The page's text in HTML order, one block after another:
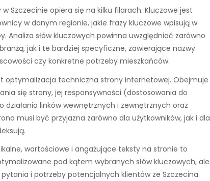
Szczecinie opiera się na kilku filarach. Kluczowe jest
w danym regionie, jakie frazy kluczowe wpisują w
Analiza słów kluczowych powinna uwzględniać zarówno
jak i te bardziej specyficzne, zawierające nazwy
czy konkretne potrzeby mieszkańców.
optymalizacja techniczna strony internetowej. Obejmuje
się strony, jej responsywności (dostosowania do
linków wewnętrznych i zewnętrznych oraz
musi być przyjazna zarówno dla użytkowników, jak i dla
wartościowe i angażujące teksty na stronie to
pod kątem wybranych słów kluczowych, ale
i potrzeby potencjalnych klientów ze Szczecina.